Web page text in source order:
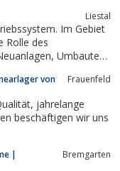
Liestal
Im Gebiet
Rolle des
Umbauten
den
von
Frauenfeld
beschäftigen wir uns
|
Bremgarten